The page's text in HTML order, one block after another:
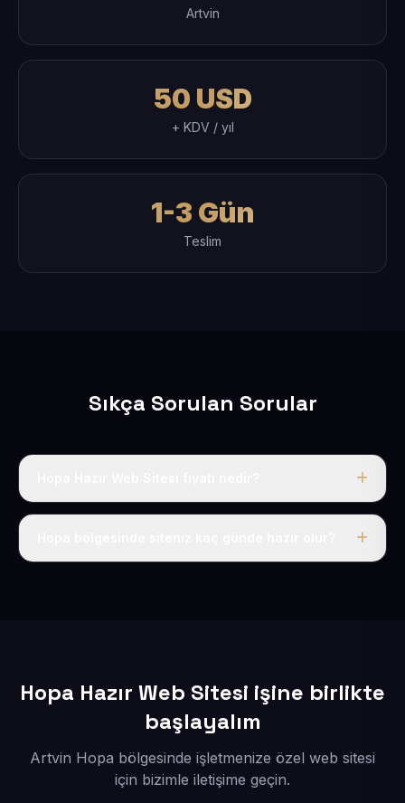
Artvin
50 USD
+ KDV / yıl
1-3 Gün
Teslim
Sıkça Sorulan Sorular
Tek fiyat uygulanır: yıllık 50 USD + KDV. Bu bedele alan
Hopa Hazır Web Sitesi işine birlikte
başlayalım
Artvin Hopa bölgesinde işletmenize özel web sitesi
için bizimle iletişime geçin.